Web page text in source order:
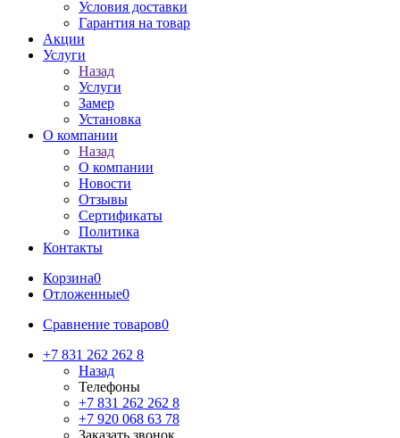
Условия доставки
Гарантия на товар
Акции
Услуги
Назад
Услуги
Замер
Установка
О компании
Назад
О компании
Новости
Отзывы
Сертификаты
Политика
Контакты
Корзина0
Отложенные0
Сравнение товаров0
+7 831 262 262 8
Назад
Телефоны
+7 831 262 262 8
+7 920 068 63 78
Заказать звонок